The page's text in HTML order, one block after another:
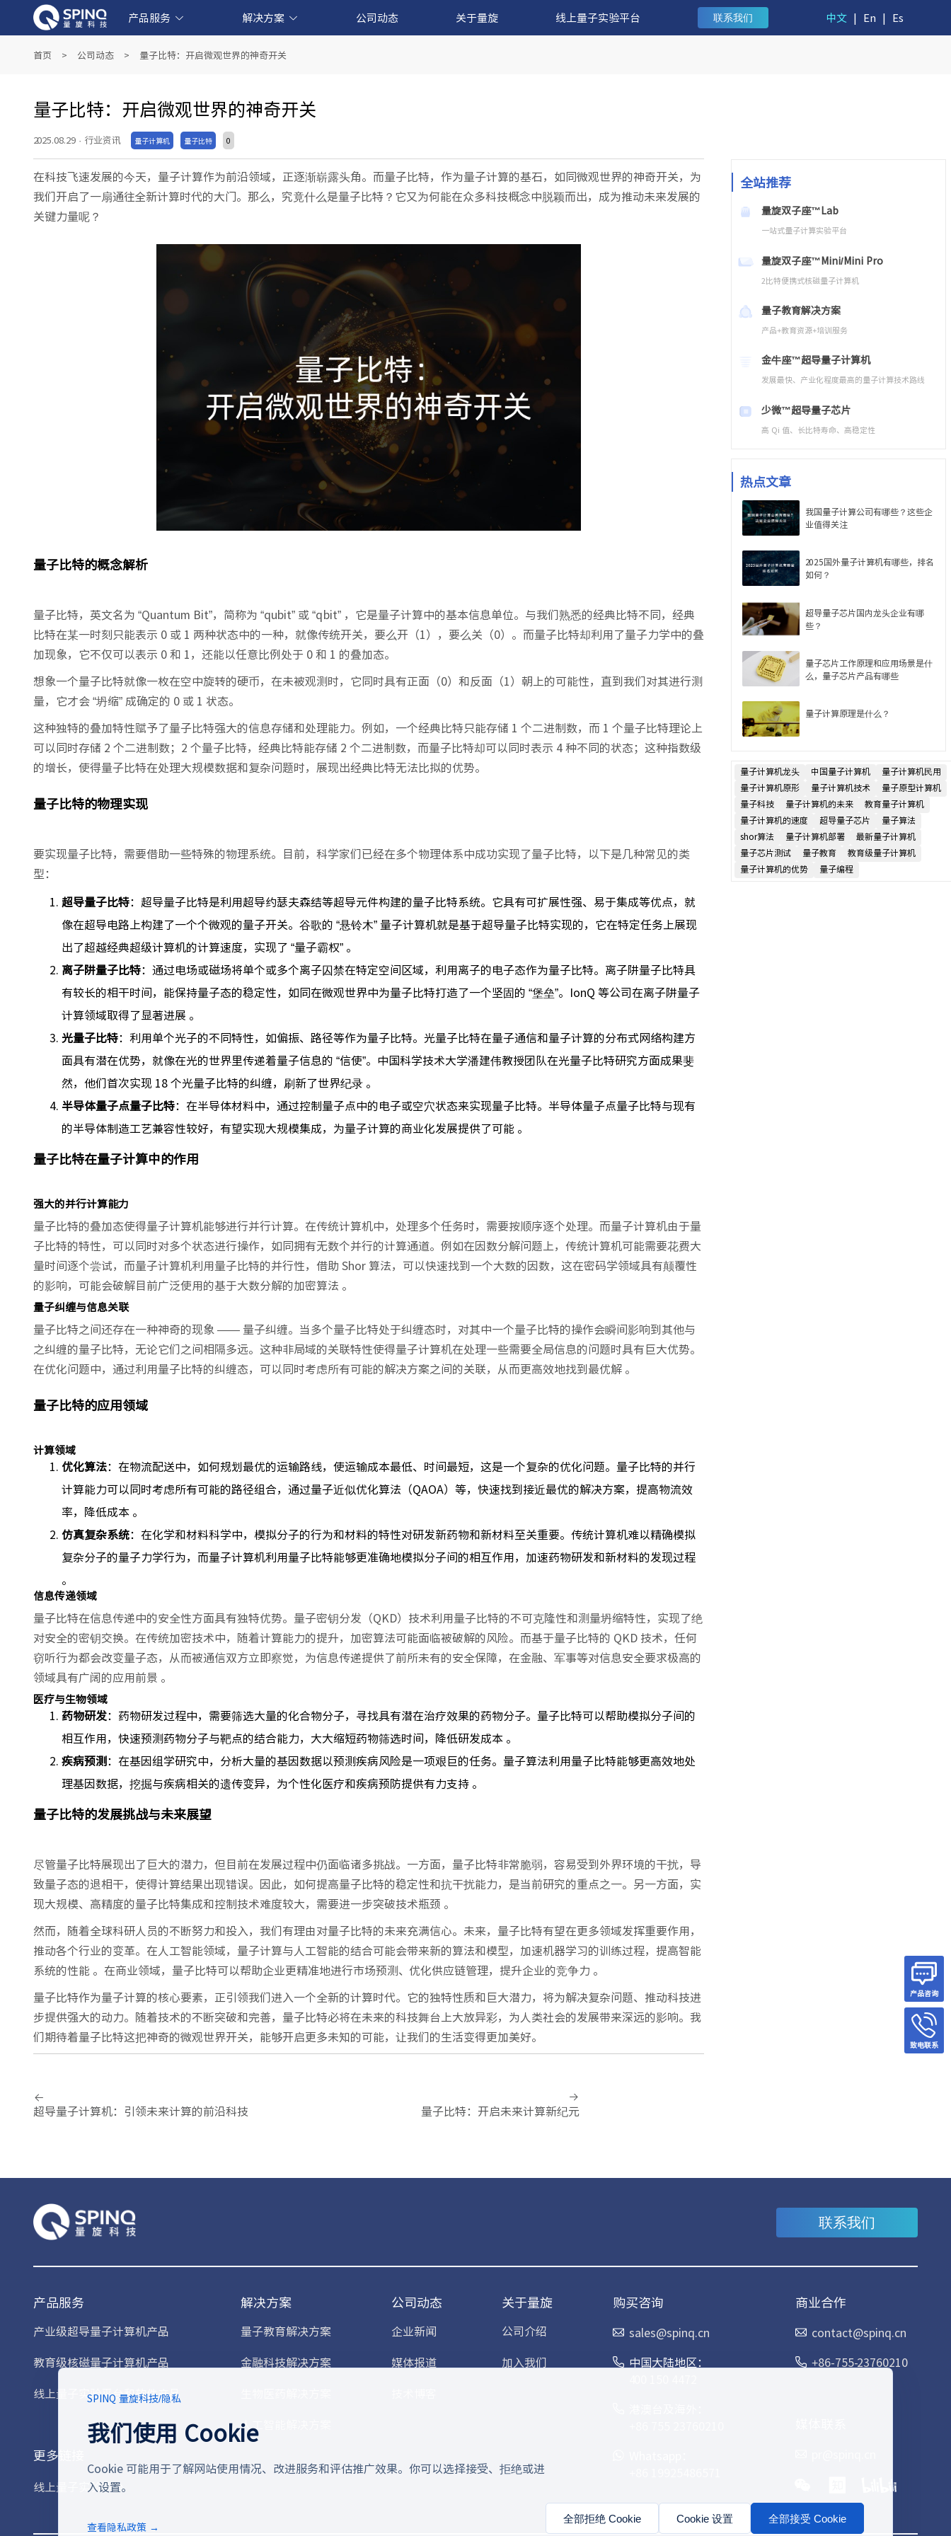
产品服务
产业级超导量子计算机产品
教育级核磁量子计算机产品
线上量子实验平台和软件产品
解决方案
量子教育解决方案
金融科技解决方案
生物医药解决方案
人工智能解决方案
公司动态 关于量旋 线上量子实验平台 联系我们 中文 | En | Es
首页 > 公司动态 > 量子比特：开启微观世界的神奇开关
量子比特：开启微观世界的神奇开关
2025.08.29 · 行业资讯 量子计算机 量子比特 0
在科技飞速发展的今天，量子计算作为前沿领域，正逐渐崭露头角。而量子比特，作为量子计算的基石，如同微观世界的神奇开关，为
我们开启了一扇通往全新计算时代的大门。那么，究竟什么是量子比特？它又为何能在众多科技概念中脱颖而出，成为推动未来发展的
关键力量呢？
量子比特的概念解析
量子比特，英文名为 “Quantum Bit”，简称为 “qubit” 或 “qbit” ，它是量子计算中的基本信息单位。与我们熟悉的经典比特不同，经典
比特在某一时刻只能表示 0 或 1 两种状态中的一种，就像传统开关，要么开（1），要么关（0）。而量子比特却利用了量子力学中的叠
加现象，它不仅可以表示 0 和 1，还能以任意比例处于 0 和 1 的叠加态。
想象一个量子比特就像一枚在空中旋转的硬币，在未被观测时，它同时具有正面（0）和反面（1）朝上的可能性，直到我们对其进行测
量，它才会 “坍缩” 成确定的 0 或 1 状态。
这种独特的叠加特性赋予了量子比特强大的信息存储和处理能力。例如，一个经典比特只能存储 1 个二进制数，而 1 个量子比特理论上
可以同时存储 2 个二进制数；2 个量子比特，经典比特能存储 2 个二进制数，而量子比特却可以同时表示 4 种不同的状态；这种指数级
的增长，使得量子比特在处理大规模数据和复杂问题时，展现出经典比特无法比拟的优势。
量子比特的物理实现
要实现量子比特，需要借助一些特殊的物理系统。目前，科学家们已经在多个物理体系中成功实现了量子比特，以下是几种常见的类
型：
超导量子比特：超导量子比特是利用超导约瑟夫森结等超导元件构建的量子比特系统。它具有可扩展性强、易于集成等优点，就
像在超导电路上构建了一个个微观的量子开关。谷歌的 “悬铃木” 量子计算机就是基于超导量子比特实现的，它在特定任务上展现
出了超越经典超级计算机的计算速度，实现了 “量子霸权” 。
离子阱量子比特：通过电场或磁场将单个或多个离子囚禁在特定空间区域，利用离子的电子态作为量子比特。离子阱量子比特具
有较长的相干时间，能保持量子态的稳定性，如同在微观世界中为量子比特打造了一个坚固的 “堡垒”。IonQ 等公司在离子阱量子
计算领域取得了显著进展 。
光量子比特：利用单个光子的不同特性，如偏振、路径等作为量子比特。光量子比特在量子通信和量子计算的分布式网络构建方
面具有潜在优势，就像在光的世界里传递着量子信息的 “信使”。中国科学技术大学潘建伟教授团队在光量子比特研究方面成果斐
然，他们首次实现 18 个光量子比特的纠缠，刷新了世界纪录 。
半导体量子点量子比特：在半导体材料中，通过控制量子点中的电子或空穴状态来实现量子比特。半导体量子点量子比特与现有
的半导体制造工艺兼容性较好，有望实现大规模集成，为量子计算的商业化发展提供了可能 。
量子比特在量子计算中的作用
强大的并行计算能力
量子比特的叠加态使得量子计算机能够进行并行计算。在传统计算机中，处理多个任务时，需要按顺序逐个处理。而量子计算机由于量
子比特的特性，可以同时对多个状态进行操作，如同拥有无数个并行的计算通道。例如在因数分解问题上，传统计算机可能需要花费大
量时间逐个尝试，而量子计算机利用量子比特的并行性，借助 Shor 算法，可以快速找到一个大数的因数，这在密码学领域具有颠覆性
的影响，可能会破解目前广泛使用的基于大数分解的加密算法 。
量子纠缠与信息关联
量子比特之间还存在一种神奇的现象 —— 量子纠缠。当多个量子比特处于纠缠态时，对其中一个量子比特的操作会瞬间影响到其他与
之纠缠的量子比特，无论它们之间相隔多远。这种非局域的关联特性使得量子计算机在处理一些需要全局信息的问题时具有巨大优势。
在优化问题中，通过利用量子比特的纠缠态，可以同时考虑所有可能的解决方案之间的关联，从而更高效地找到最优解 。
量子比特的应用领域
计算领域
优化算法：在物流配送中，如何规划最优的运输路线，使运输成本最低、时间最短，这是一个复杂的优化问题。量子比特的并行
计算能力可以同时考虑所有可能的路径组合，通过量子近似优化算法（QAOA）等，快速找到接近最优的解决方案，提高物流效
率，降低成本 。
仿真复杂系统：在化学和材料科学中，模拟分子的行为和材料的特性对研发新药物和新材料至关重要。传统计算机难以精确模拟
复杂分子的量子力学行为，而量子计算机利用量子比特能够更准确地模拟分子间的相互作用，加速药物研发和新材料的发现过程
。
信息传递领域
量子比特在信息传递中的安全性方面具有独特优势。量子密钥分发（QKD）技术利用量子比特的不可克隆性和测量坍缩特性，实现了绝
对安全的密钥交换。在传统加密技术中，随着计算能力的提升，加密算法可能面临被破解的风险。而基于量子比特的 QKD 技术，任何
窃听行为都会改变量子态，从而被通信双方立即察觉，为信息传递提供了前所未有的安全保障，在金融、军事等对信息安全要求极高的
领域具有广阔的应用前景 。
医疗与生物领域
药物研发：药物研发过程中，需要筛选大量的化合物分子，寻找具有潜在治疗效果的药物分子。量子比特可以帮助模拟分子间的
相互作用，快速预测药物分子与靶点的结合能力，大大缩短药物筛选时间，降低研发成本 。
疾病预测：在基因组学研究中，分析大量的基因数据以预测疾病风险是一项艰巨的任务。量子算法利用量子比特能够更高效地处
理基因数据，挖掘与疾病相关的遗传变异，为个性化医疗和疾病预防提供有力支持 。
量子比特的发展挑战与未来展望
尽管量子比特展现出了巨大的潜力，但目前在发展过程中仍面临诸多挑战。一方面，量子比特非常脆弱，容易受到外界环境的干扰，导
致量子态的退相干，使得计算结果出现错误。因此，如何提高量子比特的稳定性和抗干扰能力，是当前研究的重点之一。另一方面，实
现大规模、高精度的量子比特集成和控制技术难度较大，需要进一步突破技术瓶颈 。
然而，随着全球科研人员的不断努力和投入，我们有理由对量子比特的未来充满信心。未来，量子比特有望在更多领域发挥重要作用，
推动各个行业的变革。在人工智能领域，量子计算与人工智能的结合可能会带来新的算法和模型，加速机器学习的训练过程，提高智能
系统的性能 。在商业领域，量子比特可以帮助企业更精准地进行市场预测、优化供应链管理，提升企业的竞争力 。
量子比特作为量子计算的核心要素，正引领我们进入一个全新的计算时代。它的独特性质和巨大潜力，将为解决复杂问题、推动科技进
步提供强大的动力。随着技术的不断突破和完善，量子比特必将在未来的科技舞台上大放异彩，为人类社会的发展带来深远的影响。我
们期待着量子比特这把神奇的微观世界开关，能够开启更多未知的可能，让我们的生活变得更加美好。
超导量子计算机：引领未来计算的前沿科技 量子比特：开启未来计算新纪元
全站推荐
量旋双子座™Lab
一站式量子计算实验平台
量旋双子座™Mini/Mini Pro
2比特便携式核磁量子计算机
量子教育解决方案
产品+教育资源+培训服务
金牛座™超导量子计算机
发展最快、产业化程度最高的量子计算技术路线
少微™超导量子芯片
高 Qi 值、长比特寿命、高稳定性
热点文章
我国量子计算公司有哪些？这些企
业值得关注
2025国外量子计算机有哪些，排名
如何？
超导量子芯片国内龙头企业有哪
些？
量子芯片工作原理和应用场景是什
么，量子芯片产品有哪些
量子计算原理是什么？
量子计算机龙头 中国量子计算机
量子计算机民用
量子计算机原形
量子计算机技术
量子原型计算机
量子科技
量子计算机的未来
教育量子计算机
量子计算机的速度
超导量子芯片
量子算法
shor算法
量子计算机部署
最新量子计算机
量子芯片测试
量子教育
教育级量子计算机
量子计算机的优势
量子编程
产品咨询
致电联系
联系我们
产品服务
产业级超导量子计算机产品
教育级核磁量子计算机产品
线上量子实验平台和软件产品
更多链接
线上量子实验平台
解决方案
量子教育解决方案
金融科技解决方案
人工智能解决方案
公司动态
企业新闻
媒体报道
关于量旋
公司介绍
加入我们
购买咨询
sales@spinq.cn
中国大陆地区：
商业合作
contact@spinq.cn
+86-755-23760210
SPINQ 量旋科技/隐私
我们使用 Cookie
Cookie 可能用于了解网站使用情况、改进服务和评估推广效果。你可以选择接受、拒绝或进
入设置。
查看隐私政策 →
全部拒绝 Cookie Cookie 设置 全部接受 Cookie